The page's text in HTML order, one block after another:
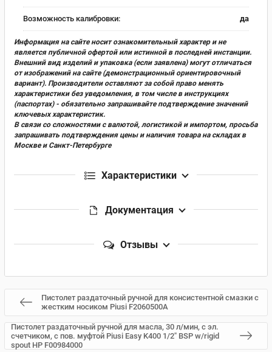
Возможность калибровки: да
Информация на сайте носит ознакомительный характер и не
является публичной офертой или истинной в последней инстанции.
Внешний вид изделий и упаковка (если заявлена) могут отличаться
от изображений на сайте (демонстрационный ориентировочный
вариант). Производители оставляют за собой право менять
характеристики без уведомления, в том числе в инструкциях
(паспортах) - обязательно запрашивайте подтверждение значений
ключевых характеристик.
В связи со сложностями с валютой, логистикой и импортом, просьба
запрашивать подтверждения цены и наличия товара на складах в
Москве и Санкт-Петербурге
Характеристики
Документация
Отзывы
Пистолет раздаточный ручной для консистентной смазки с
жестким носиком Piusi F2060500A
Пистолет раздаточный ручной для масла, 30 л/мин, с эл.
cчетчиком, с пов. муфтой Piusi Easy K400 1/2" BSP w/rigid
spout HP F00984000